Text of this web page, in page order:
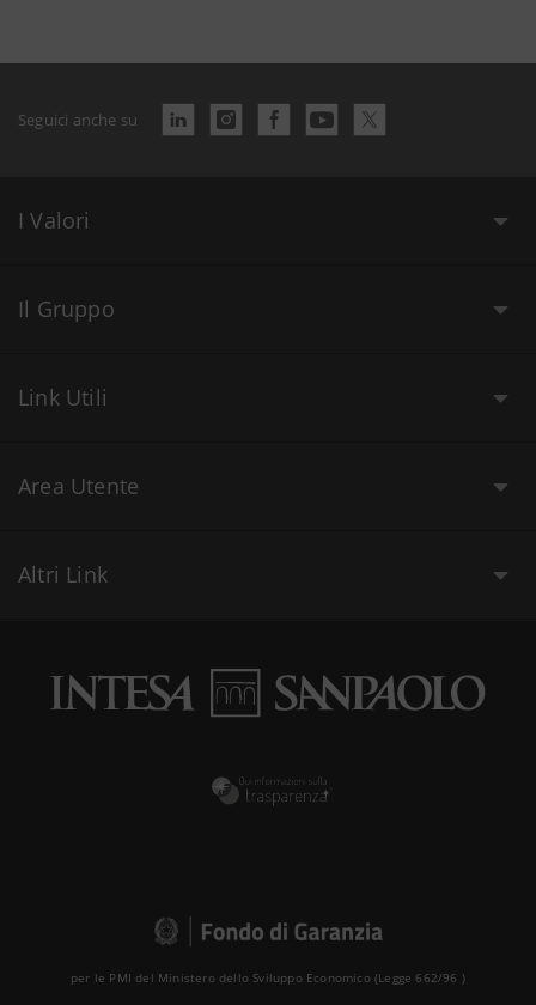
Seguici anche su
I Valori
Il Gruppo
Link Utili
Area Utente
Altri Link
per le PMI del Ministero dello Sviluppo Economico (Legge 662/96 )